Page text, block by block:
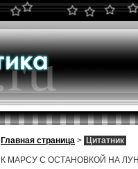
Главная страница > Цитатник
К МАРСУ С ОСТАНОВКОЙ НА